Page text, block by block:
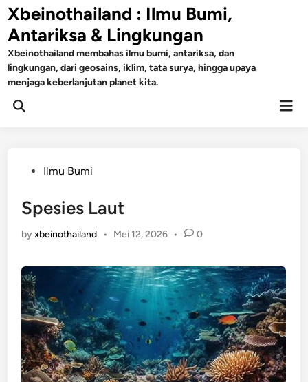
Skip
to
content
Xbeinothailand : Ilmu Bumi,
Antariksa & Lingkungan
Xbeinothailand membahas ilmu bumi, antariksa, dan
lingkungan, dari geosains, iklim, tata surya, hingga upaya
menjaga keberlanjutan planet kita.
Open
PostedIlmu Bumi
Spesies Laut
byxbeinothailand • Mei 12, 2026 • 0